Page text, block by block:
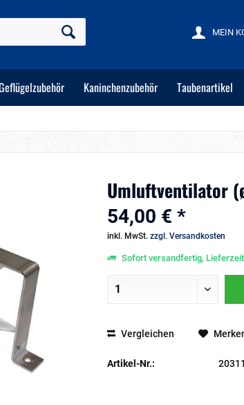
MEIN
Kaninchenzubehör Taubenartikel
Umluftventilator
54,00 € *
inkl. MwSt. zzgl. Versandkosten
Sofort versandfertig,
Vergleichen
Artikel-Nr.: 20311